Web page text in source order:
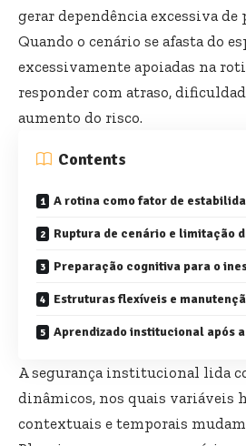
gerar dependência excessiva
Quando o cenário se afasta do
excessivamente apoiadas na
responder com atraso,
aumento do risco.
Contents
A rotina como fator de
Ruptura de cenário e limitação
Preparação cognitiva para o
Estruturas flexíveis e
Aprendizado institucional após
A segurança institucional lida
dinâmicos, nos quais variáveis
contextuais e temporais